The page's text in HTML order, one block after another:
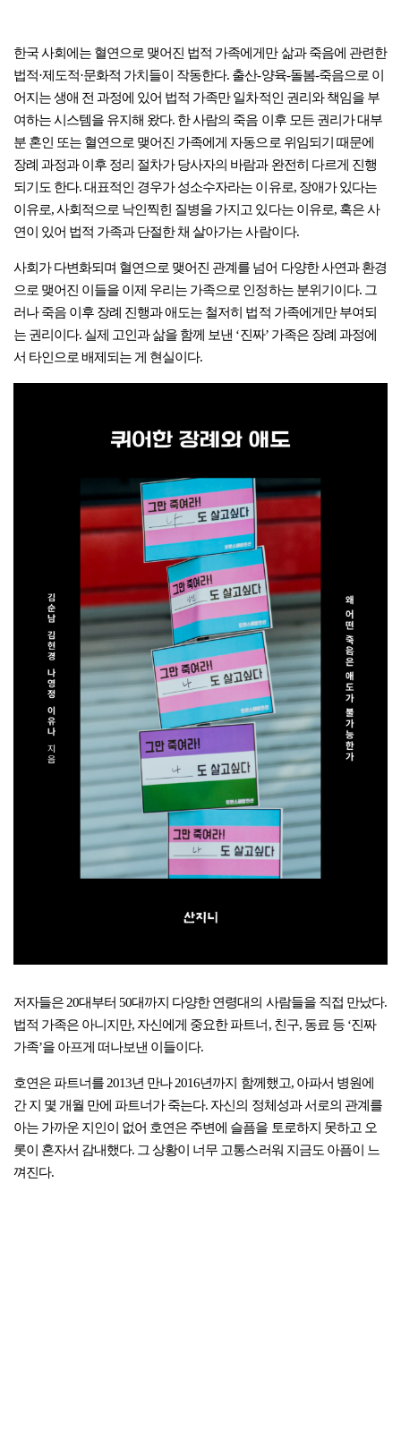
한국 사회에는 혈연으로 맺어진 법적 가족에게만 삶과 죽음에 관련한
법적·제도적·문화적 가치들이 작동한다. 출산-양육-돌봄-죽음으로 이
어지는 생애 전 과정에 있어 법적 가족만 일차적인 권리와 책임을 부
여하는 시스템을 유지해 왔다. 한 사람의 죽음 이후 모든 권리가 대부
분 혼인 또는 혈연으로 맺어진 가족에게 자동으로 위임되기 때문에
장례 과정과 이후 정리 절차가 당사자의 바람과 완전히 다르게 진행
되기도 한다. 대표적인 경우가 성소수자라는 이유로, 장애가 있다는
이유로, 사회적으로 낙인찍힌 질병을 가지고 있다는 이유로, 혹은 사
연이 있어 법적 가족과 단절한 채 살아가는 사람이다.
사회가 다변화되며 혈연으로 맺어진 관계를 넘어 다양한 사연과 환경
으로 맺어진 이들을 이제 우리는 가족으로 인정하는 분위기이다. 그
러나 죽음 이후 장례 진행과 애도는 철저히 법적 가족에게만 부여되
는 권리이다. 실제 고인과 삶을 함께 보낸 ‘진짜’ 가족은 장례 과정에
서 타인으로 배제되는 게 현실이다.
저자들은 20대부터 50대까지 다양한 연령대의 사람들을 직접 만났다.
법적 가족은 아니지만, 자신에게 중요한 파트너, 친구, 동료 등 ‘진짜
가족’을 아프게 떠나보낸 이들이다.
호연은 파트너를 2013년 만나 2016년까지 함께했고, 아파서 병원에
간 지 몇 개월 만에 파트너가 죽는다. 자신의 정체성과 서로의 관계를
아는 가까운 지인이 없어 호연은 주변에 슬픔을 토로하지 못하고 오
롯이 혼자서 감내했다. 그 상황이 너무 고통스러워 지금도 아픔이 느
껴진다.